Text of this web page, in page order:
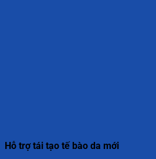
Hỗ trợ tái tạo tế bào da mới